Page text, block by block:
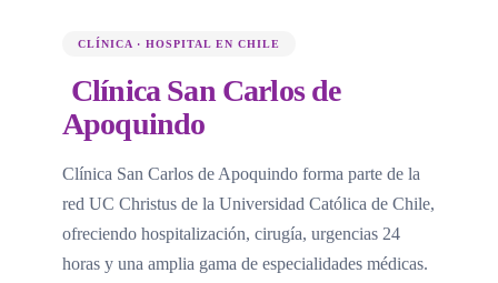
CLÍNICA · HOSPITAL EN CHILE
Clínica San Carlos de
Apoquindo
Clínica San Carlos de Apoquindo forma parte de la
red UC Christus de la Universidad Católica de Chile,
ofreciendo hospitalización, cirugía, urgencias 24
horas y una amplia gama de especialidades médicas.